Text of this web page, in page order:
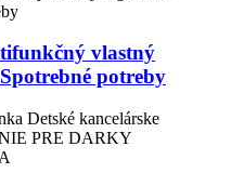
vlastný
potreby